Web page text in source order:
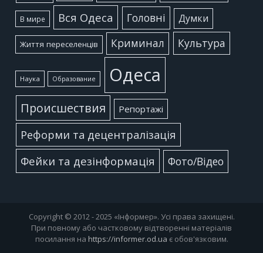
В мире Вся Одеса Головні Думки
Життя переселенців Криминал Культура
Наука Образование Одеса
Происшествия Репортажі
Реформи та децентралізація
Фейки та дезінформація
Фото/Відео
Copyright © 2012 - 2025 «Інформер». Усі права захищені.
При повному або частковому відтворенні матеріалів
посилання на https://informer.od.ua є обов'язковим.